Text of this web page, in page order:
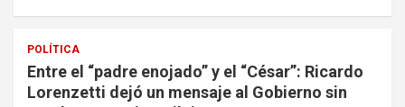
POLÍTICA
Entre el “padre enojado” y el “César”: Ricardo
Lorenzetti dejó un mensaje al Gobierno sin